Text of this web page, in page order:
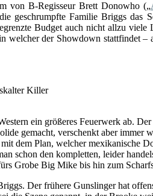
von B-Regisseur Brett Donowho („
geschrumpfte Familie Briggs das
Budget auch nicht allzu
welcher der Showdown stattfindet
Killer
ein größeres Feuerwerk ab.
gemacht, verschenkt aber
dem Plan, welcher mexikanische
schon den kompletten, leider
Grobe Big Mike bis hin zum
Der frühere Gunslinger hat